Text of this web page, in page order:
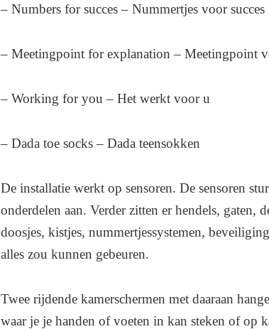
– Numbers for succes – Nummertjes voor succes
– Meetingpoint for explanation – Meetingpoint
– Working for you – Het werkt voor u
– Dada toe socks – Dada teensokken
De installatie werkt op sensoren. De sensoren
onderdelen aan. Verder zitten er hendels, gaten,
doosjes, kistjes, nummertjessystemen,
alles zou kunnen gebeuren.
Twee rijdende kamerschermen met daaraan
waar je je handen of voeten in kan steken of op